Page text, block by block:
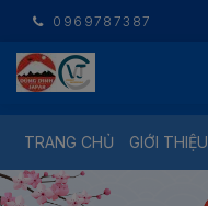
0969787387
TRANG CHỦ GIỚI THIỆU